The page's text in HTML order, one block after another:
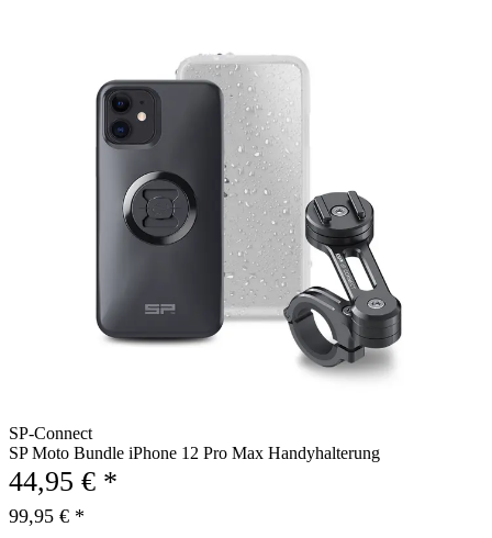
SP-Connect
SP Moto Bundle iPhone 12 Pro Max Handyhalterung
44,95 € *
99,95 € *